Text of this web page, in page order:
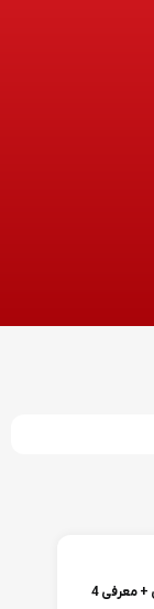
راهنمای خرید بکس شارژی + معرفی 4